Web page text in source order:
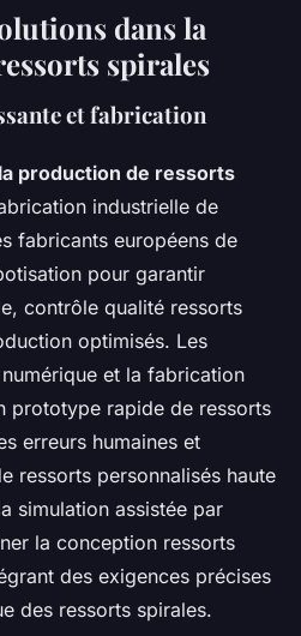
dans la
spirales
et fabrication
production de ressorts
industrielle de
fabricants européens de
pour garantir
contrôle qualité ressorts
optimisés. Les
et la fabrication
prototype rapide de ressorts
erreurs humaines et
ressorts personnalisés haute
simulation assistée par
la conception ressorts
des exigences précises
des ressorts spirales.